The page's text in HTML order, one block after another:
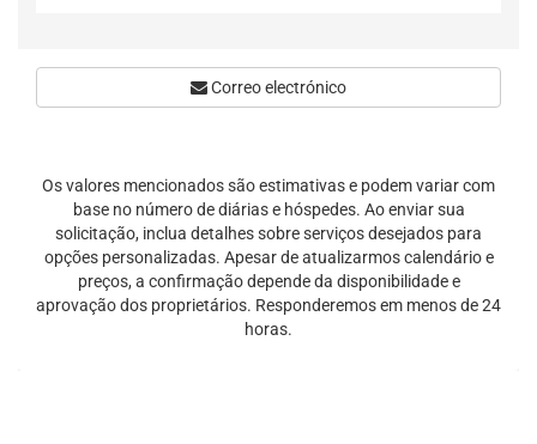
Correo electrónico
Os valores mencionados são estimativas e podem variar com
base no número de diárias e hóspedes. Ao enviar sua
solicitação, inclua detalhes sobre serviços desejados para
opções personalizadas. Apesar de atualizarmos calendário e
preços, a confirmação depende da disponibilidade e
aprovação dos proprietários. Responderemos em menos de 24
horas.